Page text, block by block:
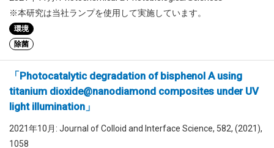
※本研究は当社ランプを使用して実施しています。
環境
除菌
「Photocatalytic degradation of bisphenol A using
titanium dioxide@nanodiamond composites under UV
light illumination」
2021年10月: Journal of Colloid and Interface Science, 582, (2021),
1058